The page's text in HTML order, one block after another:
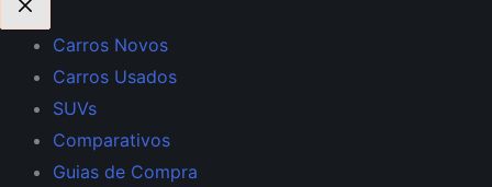
resultados
Carros Novos
Carros Usados
SUVs
Comparativos
Guias de Compra